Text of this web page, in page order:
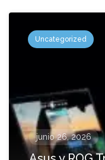
Uncategorized
junio 26, 2026